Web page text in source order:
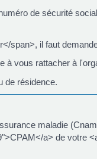
de sécurité
span>, il faut
vous rattacher à
de résidence.
maladie
a> de votre